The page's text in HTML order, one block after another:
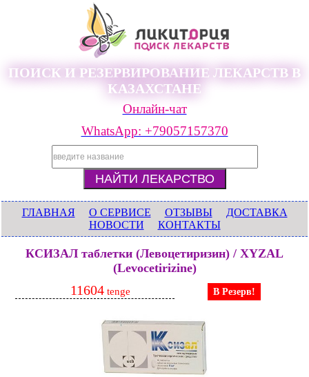
ПОИСК И РЕЗЕРВИРОВАНИЕ ЛЕКАРСТВ В
КАЗАХСТАНЕ
Онлайн-чат
WhatsApp: +79057157370
ГЛАВНАЯ О СЕРВИСЕ ОТЗЫВЫ
ДОСТАВКА
НОВОСТИ
КОНТАКТЫ
КСИЗАЛ таблетки (Левоцетиризин) / XYZAL
(Levocetirizine)
11604 tenge В Резерв!